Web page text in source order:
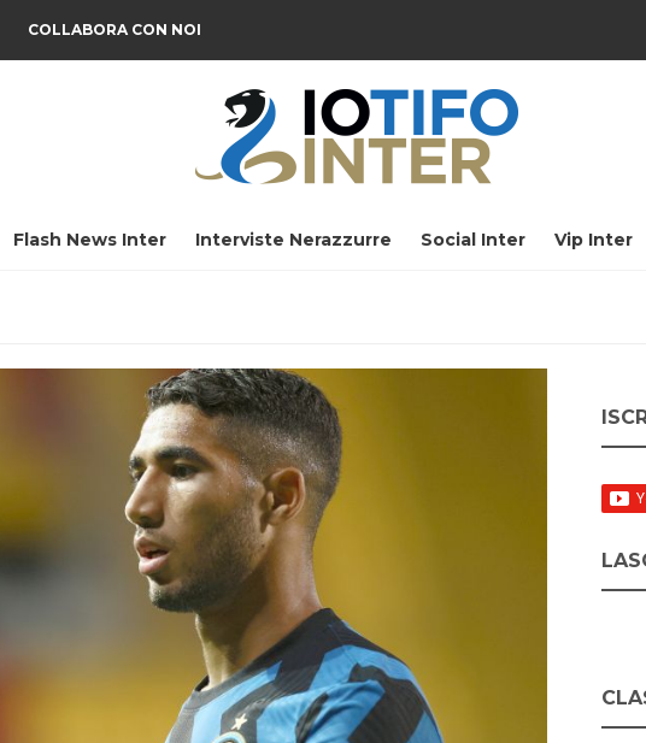
COLLABORA CON NOI
Flash News Inter Interviste Nerazzurre Social Inter Vip Inter